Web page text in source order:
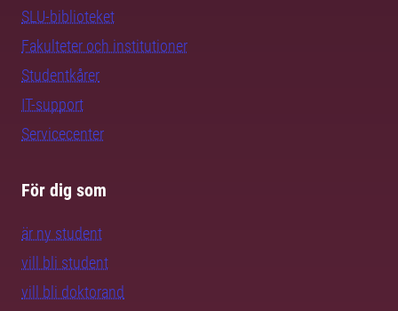
SLU-biblioteket
Fakulteter och institutioner
Studentkårer
IT-support
Servicecenter
För dig som
är ny student
vill bli student
vill bli doktorand